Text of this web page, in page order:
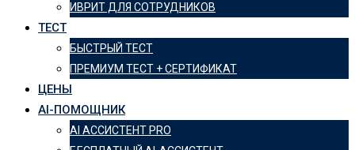
ИВРИТ ДЛЯ СОТРУДНИКОВ
ТЕСТ
БЫСТРЫЙ ТЕСТ
ПРЕМИУМ ТЕСТ + СЕРТИФИКАТ
ЦЕНЫ
AI-ПОМОЩНИК
AI АССИСТЕНТ PRO